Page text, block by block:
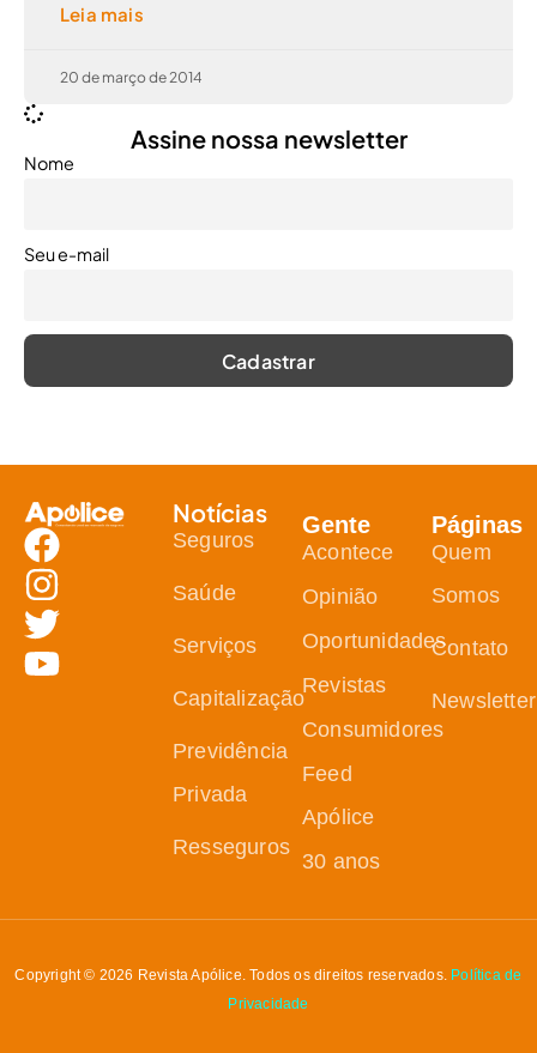
Leia mais
20 de março de 2014
Assine nossa newsletter
Nome
Seu e-mail
Notícias
Seguros
Saúde
Serviços
Capitalização
Previdência
Privada
Resseguros
Gente
Acontece
Opinião
Oportunidades
Revistas
Consumidores
Feed
Apólice
30 anos
Páginas
Quem
Somos
Contato
Newsletter
Copyright © 2026 Revista Apólice. Todos os direitos reservados. Política de
Privacidade